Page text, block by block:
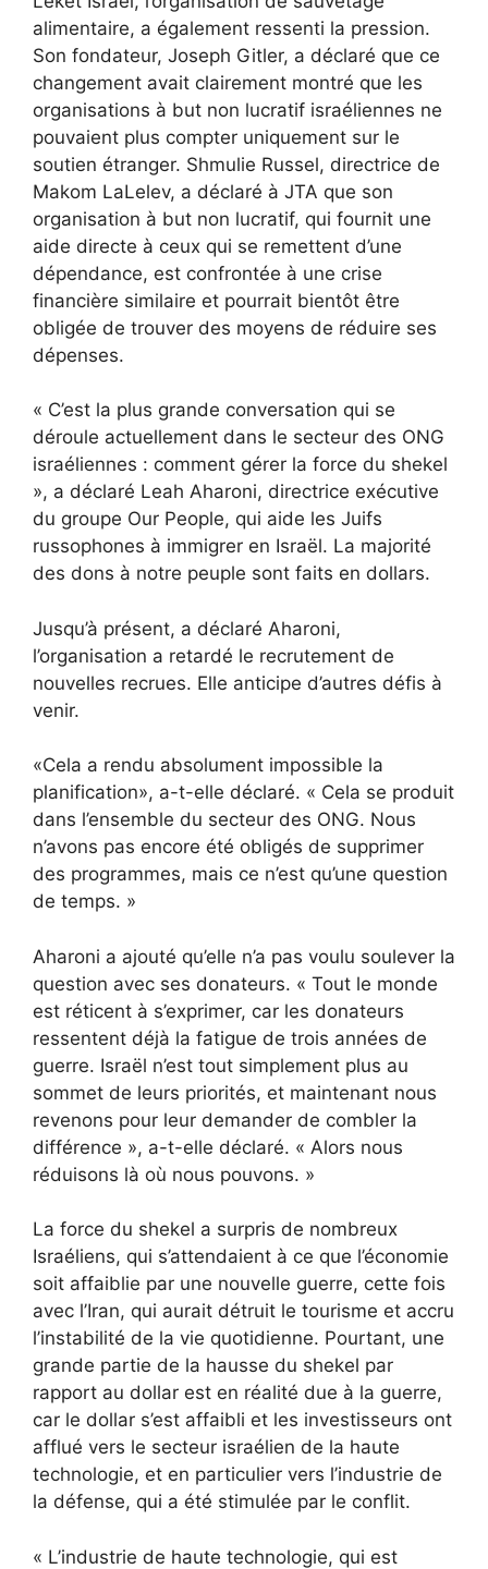
alimentaire, a également ressenti la pression.
Son fondateur, Joseph Gitler, a déclaré que ce
changement avait clairement montré que les
organisations à but non lucratif israéliennes ne
pouvaient plus compter uniquement sur le
soutien étranger. Shmulie Russel, directrice de
Makom LaLelev, a déclaré à JTA que son
organisation à but non lucratif, qui fournit une
aide directe à ceux qui se remettent d’une
dépendance, est confrontée à une crise
financière similaire et pourrait bientôt être
obligée de trouver des moyens de réduire ses
dépenses.
« C’est la plus grande conversation qui se
déroule actuellement dans le secteur des ONG
israéliennes : comment gérer la force du shekel
», a déclaré Leah Aharoni, directrice exécutive
du groupe Our People, qui aide les Juifs
russophones à immigrer en Israël. La majorité
des dons à notre peuple sont faits en dollars.
Jusqu’à présent, a déclaré Aharoni,
l’organisation a retardé le recrutement de
nouvelles recrues. Elle anticipe d’autres défis à
venir.
«Cela a rendu absolument impossible la
planification», a-t-elle déclaré. « Cela se produit
dans l’ensemble du secteur des ONG. Nous
n’avons pas encore été obligés de supprimer
des programmes, mais ce n’est qu’une question
de temps. »
Aharoni a ajouté qu’elle n’a pas voulu soulever la
question avec ses donateurs. « Tout le monde
est réticent à s’exprimer, car les donateurs
ressentent déjà la fatigue de trois années de
guerre. Israël n’est tout simplement plus au
sommet de leurs priorités, et maintenant nous
revenons pour leur demander de combler la
différence », a-t-elle déclaré. « Alors nous
réduisons là où nous pouvons. »
La force du shekel a surpris de nombreux
Israéliens, qui s’attendaient à ce que l’économie
soit affaiblie par une nouvelle guerre, cette fois
avec l’Iran, qui aurait détruit le tourisme et accru
l’instabilité de la vie quotidienne. Pourtant, une
grande partie de la hausse du shekel par
rapport au dollar est en réalité due à la guerre,
car le dollar s’est affaibli et les investisseurs ont
afflué vers le secteur israélien de la haute
technologie, et en particulier vers l’industrie de
la défense, qui a été stimulée par le conflit.
« L’industrie de haute technologie, qui est